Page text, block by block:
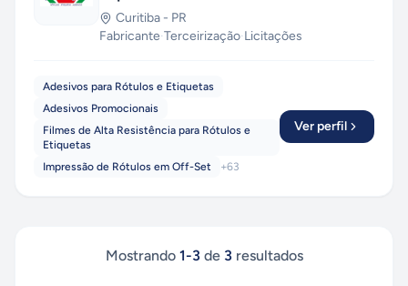
Curitiba - PR
Fabricante·Terceirização·Licitações
Adesivos para Rótulos e Etiquetas
Adesivos Promocionais
Filmes de Alta Resistência para Rótulos e
Etiquetas
Impressão de Rótulos em Off-Set
+63
Ver perfil
Mostrando 1-3 de 3 resultados